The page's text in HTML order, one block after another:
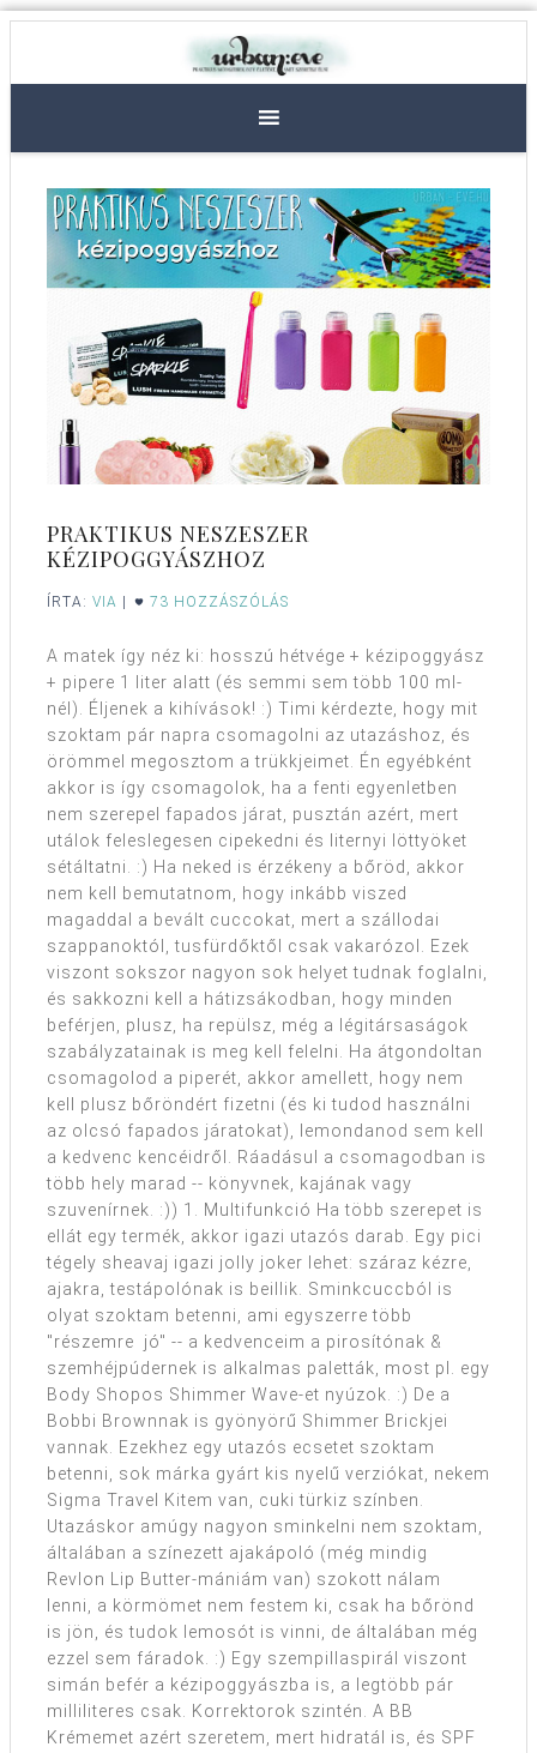
PRAKTIKUS NESZESZER
KÉZIPOGGYÁSZHOZ
ÍRTA: VIA 73 HOZZÁSZÓLÁS
A matek így néz ki: hosszú hétvége + kézipoggyász
+ pipere 1 liter alatt (és semmi sem több 100 ml-
nél). Éljenek a kihívások! :) Timi kérdezte, hogy mit
szoktam pár napra csomagolni az utazáshoz, és
örömmel megosztom a trükkjeimet. Én egyébként
akkor is így csomagolok, ha a fenti egyenletben
nem szerepel fapados járat, pusztán azért, mert
utálok feleslegesen cipekedni és liternyi löttyöket
sétáltatni. :) Ha neked is érzékeny a bőröd, akkor
nem kell bemutatnom, hogy inkább viszed
magaddal a bevált cuccokat, mert a szállodai
szappanoktól, tusfürdőktől csak vakarózol. Ezek
viszont sokszor nagyon sok helyet tudnak foglalni,
és sakkozni kell a hátizsákodban, hogy minden
beférjen, plusz, ha repülsz, még a légitársaságok
szabályzatainak is meg kell felelni. Ha átgondoltan
csomagolod a piperét, akkor amellett, hogy nem
kell plusz bőröndért fizetni (és ki tudod használni
az olcsó fapados járatokat), lemondanod sem kell
a kedvenc kencéidről. Ráadásul a csomagodban is
több hely marad -- könyvnek, kajának vagy
szuvenírnek. :)) 1. Multifunkció Ha több szerepet is
ellát egy termék, akkor igazi utazós darab. Egy pici
tégely sheavaj igazi jolly joker lehet: száraz kézre,
ajakra, testápolónak is beillik. Sminkcuccból is
olyat szoktam betenni, ami egyszerre több
"részemre jó" -- a kedvenceim a pirosítónak &
szemhéjpúdernek is alkalmas paletták, most pl. egy
Body Shopos Shimmer Wave-et nyúzok. :) De a
Bobbi Brownnak is gyönyörű Shimmer Brickjei
vannak. Ezekhez egy utazós ecsetet szoktam
betenni, sok márka gyárt kis nyelű verziókat, nekem
Sigma Travel Kitem van, cuki türkiz színben.
Utazáskor amúgy nagyon sminkelni nem szoktam,
általában a színezett ajakápoló (még mindig
Revlon Lip Butter-mániám van) szokott nálam
lenni, a körmömet nem festem ki, csak ha bőrönd
is jön, és tudok lemosót is vinni, de általában még
ezzel sem fáradok. :) Egy szempillaspirál viszont
simán befér a kézipoggyászba is, a legtöbb pár
milliliteres csak. Korrektorok szintén. A BB
Krémemet azért szeretem, mert hidratál is, és SPF